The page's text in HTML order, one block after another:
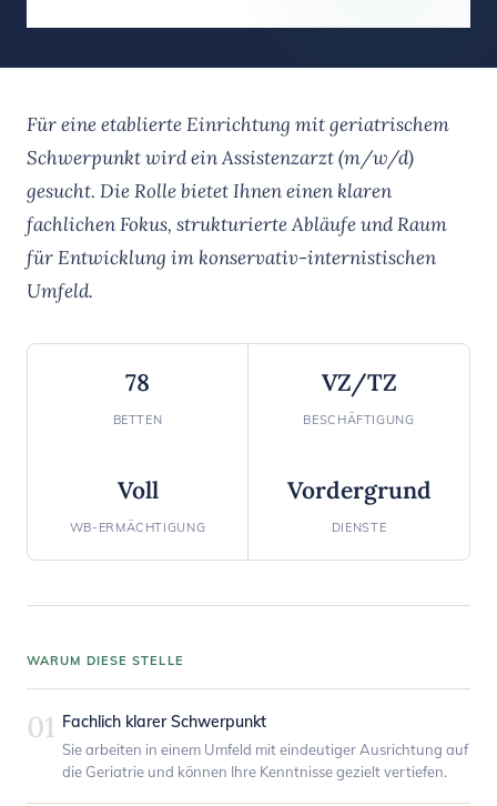
Für eine etablierte Einrichtung mit geriatrischem
Schwerpunkt wird ein Assistenzarzt (m/w/d)
gesucht. Die Rolle bietet Ihnen einen klaren
fachlichen Fokus, strukturierte Abläufe und Raum
für Entwicklung im konservativ-internistischen
Umfeld.
78
BETTEN
VZ/TZ
BESCHÄFTIGUNG
Voll
WB-ERMÄCHTIGUNG
Vordergrund
DIENSTE
WARUM DIESE STELLE
01 Fachlich klarer Schwerpunkt
Sie arbeiten in einem Umfeld mit eindeutiger Ausrichtung auf
die Geriatrie und können Ihre Kenntnisse gezielt vertiefen.